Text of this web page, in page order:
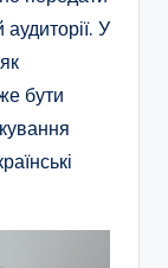
аудиторії. У
бути